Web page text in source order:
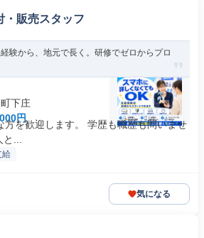
・販売スタッフ
験から、地元で長く。研修でゼロからプロ
下庄
円
方を歓迎します。 学歴も職歴も問いませ
...
給
気になる